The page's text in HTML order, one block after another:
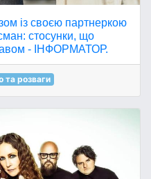
із своєю партнеркою
стосунки, що
- ІНФОРМАТОР.
та розваги